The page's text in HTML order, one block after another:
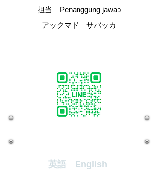
担当 Penanggung jawab
アックマド サバッカ
英語 English